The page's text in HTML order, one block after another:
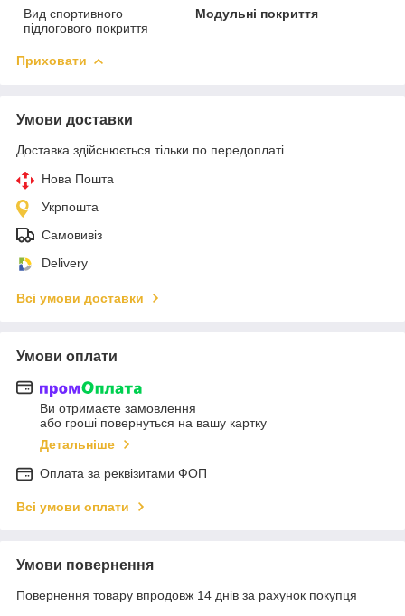
Вид спортивного
підлогового покриття
Модульні покриття
Приховати
Умови доставки
Доставка здійснюється тільки по передоплаті.
Нова Пошта
Укрпошта
Самовивіз
Delivery
Всі умови доставки
Умови оплати
Ви отримаєте замовлення
або гроші повернуться на вашу картку
Детальніше
Оплата за реквізитами ФОП
Всі умови оплати
Умови повернення
Повернення товару впродовж 14 днів за рахунок покупця